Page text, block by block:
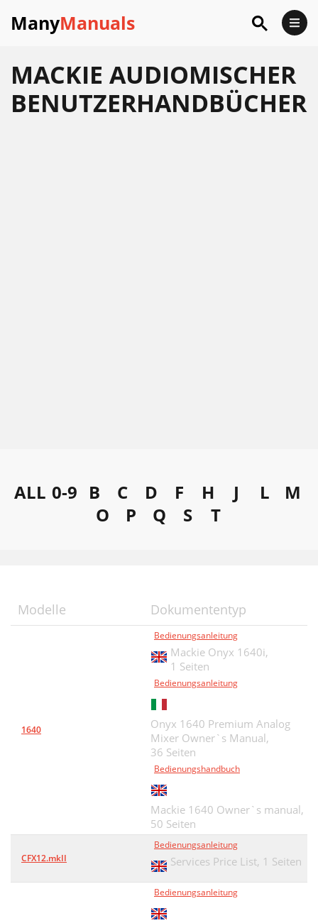
ManyManuals
MACKIE AUDIOMISCHER
BENUTZERHANDBÜCHER
ALL 0-9 B C D F H J L
M
O
P Q S T
Modelle Dokumententyp
1640
Bedienungsanleitung
Mackie Onyx 1640i,
1 Seiten
Bedienungsanleitung
Onyx 1640 Premium Analog
Mixer Owner`s Manual,
36 Seiten
Bedienungshandbuch
Mackie 1640 Owner`s manual,
50 Seiten
CFX12.mkII
Bedienungsanleitung
Services Price List, 1 Seiten
Bedienungsanleitung